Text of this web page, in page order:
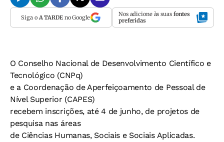
Siga o A TARDEno Google Nos adicione às suas fontes
preferidas
O Conselho Nacional de Desenvolvimento Científico e
Tecnológico (CNPq)
e a Coordenação de Aperfeiçoamento de Pessoal de
Nível Superior (CAPES)
recebem inscrições, até 4 de junho, de projetos de
pesquisa nas áreas
de Ciências Humanas, Sociais e Sociais Aplicadas.